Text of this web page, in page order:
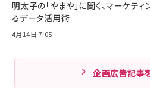
明太子の「やまや」に聞く、マーケテ
るデータ活用術
4月14日 7:05
企画広告記事